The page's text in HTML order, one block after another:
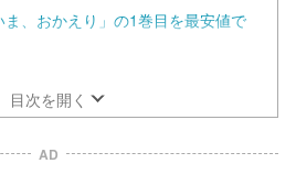
、おかえり」の1巻目を最安値で
目次を開く
AD